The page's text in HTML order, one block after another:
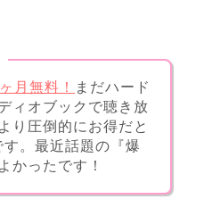
月無料！ まだハード
ィオブックで聴き放
り圧倒的にお得だと
。最近話題の『爆
かったです！